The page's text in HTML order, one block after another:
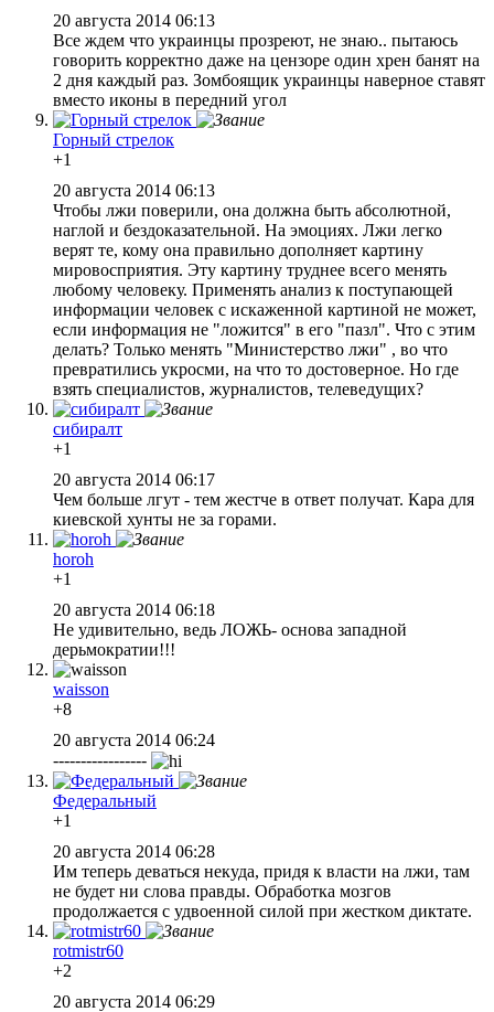
20 августа 2014 06:13
Все ждем что украинцы прозреют, не знаю.. пытаюсь
говорить корректно даже на цензоре один хрен банят на
2 дня каждый раз. Зомбоящик украинцы наверное ставят
вместо иконы в передний угол
Горный стрелок
+1
20 августа 2014 06:13
Чтобы лжи поверили, она должна быть абсолютной,
наглой и бездоказательной. На эмоциях. Лжи легко
верят те, кому она правильно дополняет картину
мировосприятия. Эту картину труднее всего менять
любому человеку. Применять анализ к поступающей
информации человек с искаженной картиной не может,
если информация не "ложится" в его "пазл". Что с этим
делать? Только менять "Министерство лжи" , во что
превратились укросми, на что то достоверное. Но где
взять специалистов, журналистов, телеведущих?
сибиралт
+1
20 августа 2014 06:17
Чем больше лгут - тем жестче в ответ получат. Кара для
киевской хунты не за горами.
horoh
+1
20 августа 2014 06:18
Не удивительно, ведь ЛОЖЬ- основа западной
дерьмократии!!!
waisson
+8
20 августа 2014 06:24
-----------------
Федеральный
+1
20 августа 2014 06:28
Им теперь деваться некуда, придя к власти на лжи, там
не будет ни слова правды. Обработка мозгов
продолжается с удвоенной силой при жестком диктате.
rotmistr60
+2
20 августа 2014 06:29